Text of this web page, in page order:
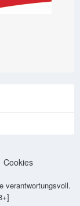
Cookies
verantwortungsvoll.